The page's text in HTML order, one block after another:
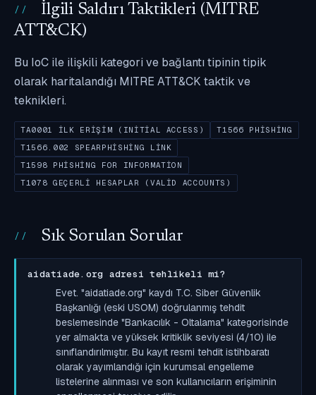
İlgili Saldırı Taktikleri (MITRE
ATT&CK)
Bu IoC ile ilişkili kategori ve bağlantı tipinin tipik
olarak haritalandığı MITRE ATT&CK taktik ve
teknikleri.
TA0001 İLK ERIŞIM (INITIAL ACCESS)
T1566 PHISHING
T1566.002 SPEARPHISHING LINK
T1598 PHISHING FOR INFORMATION
T1078 GEÇERLI HESAPLAR (VALID ACCOUNTS)
Sık Sorulan Sorular
aidatiade.org adresi tehlikeli mi?
Evet. "aidatiade.org" kaydı T.C. Siber Güvenlik
Başkanlığı (eski USOM) doğrulanmış tehdit
beslemesinde "Bankacılık - Oltalama" kategorisinde
yer almakta ve yüksek kritiklik seviyesi (4/10) ile
sınıflandırılmıştır. Bu kayıt resmi tehdit istihbaratı
olarak yayımlandığı için kurumsal engelleme
listelerine alınması ve son kullanıcıların erişiminin